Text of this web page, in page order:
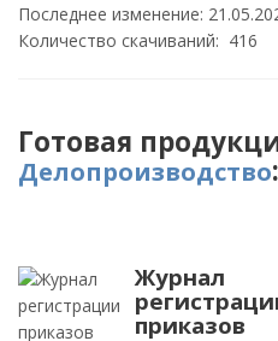
Последнее изменение:
Количество скачиваний: 416
Готовая
Делопроизводство:
Журнал
приказов